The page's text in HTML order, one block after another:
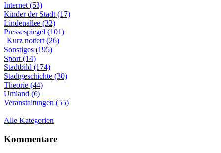
Internet (53)
Kinder der Stadt (17)
Lindenallee (32)
Pressespiegel (101)
Kurz notiert (26)
Sonstiges (195)
Sport (14)
Stadtbild (174)
Stadtgeschichte (30)
Theorie (44)
Umland (6)
Veranstaltungen (55)
Alle Kategorien
Kommentare